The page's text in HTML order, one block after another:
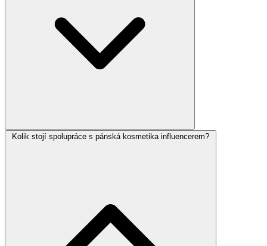
Kolik stojí spolupráce s pánská kosmetika influencerem?